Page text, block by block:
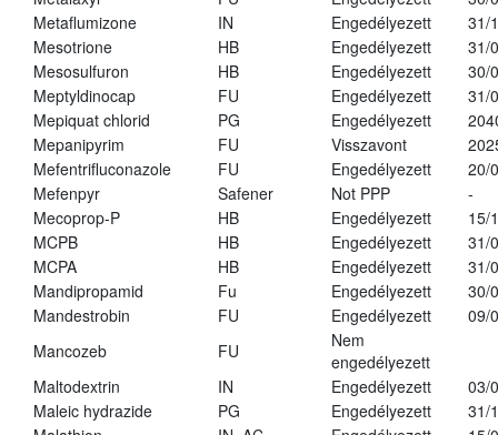
Metaflumizone
IN Engedélyezett
31/
Mesotrione
HB Engedélyezett
31/
Mesosulfuron
HB Engedélyezett
30/
Meptyldinocap
FU Engedélyezett
31/
Mepiquat chlorid
PG Engedélyezett
Mepanipyrim
FU Visszavont
Mefentrifluconazole
FU Engedélyezett
20/
Mefenpyr
Safener Not PPP
-
Mecoprop-P
HB Engedélyezett
15/
MCPB
HB Engedélyezett
31/
MCPA
HB Engedélyezett
31/
Mandipropamid
Fu Engedélyezett
30/
Mandestrobin
FU Engedélyezett
09/
Mancozeb
FU
Nem
engedélyezett
Maltodextrin
IN Engedélyezett
03/
Maleic hydrazide
PG Engedélyezett
31/